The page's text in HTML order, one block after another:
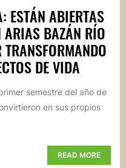
ESTÁN ABIERTAS
ARIAS BAZÁN RÍO
DE VIDA
semestre del año de
en sus propios
READ MORE